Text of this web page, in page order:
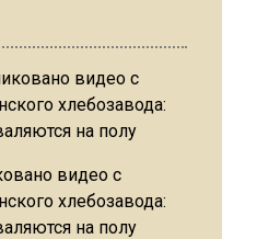
видео с
хлебозавода:
на полу